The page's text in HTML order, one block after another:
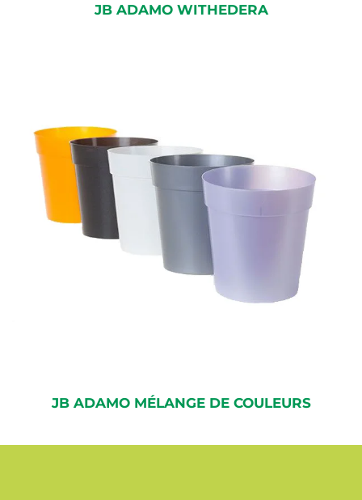
JB ADAMO WITHEDERA
JB ADAMO MÉLANGE DE COULEURS